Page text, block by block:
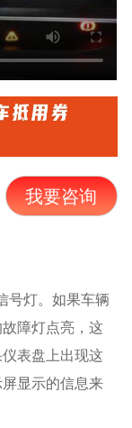
我要咨询
号灯。如果车辆
障灯点亮，这
表盘上出现这
显示的信息来